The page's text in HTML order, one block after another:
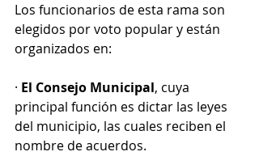
Los funcionarios de esta rama son
elegidos por voto popular y están
organizados en:
· El Consejo Municipal, cuya
principal función es dictar las leyes
del municipio, las cuales reciben el
nombre de acuerdos.